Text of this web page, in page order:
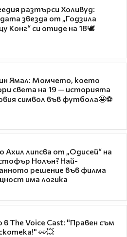
разтърси Холивуд:
звезда от „Годзила
Конг“ си отиде на 18🕊️
Ямал: Момчето, което
света на 19 — историята
символ във футбола🤩⚽
Ахил липсва от „Одисей“ на
Нолън? Най-
решение във филма
има логика
в The Voice Cast: "Правен съм
👀💥